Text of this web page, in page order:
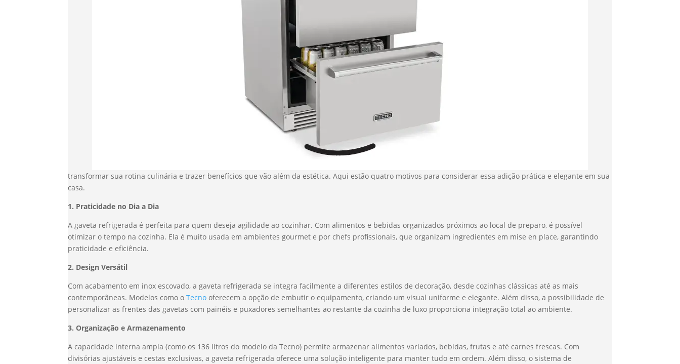
transformar sua rotina culinária e trazer benefícios que vão além da estética. Aqui estão quatro motivos para considerar essa adição prática e elegante em sua
casa.
1. Praticidade no Dia a Dia
A gaveta refrigerada é perfeita para quem deseja agilidade ao cozinhar. Com alimentos e bebidas organizados próximos ao local de preparo, é possível
otimizar o tempo na cozinha. Ela é muito usada em ambientes gourmet e por chefs profissionais, que organizam ingredientes em mise en place, garantindo
praticidade e eficiência.
2. Design Versátil
Com acabamento em inox escovado, a gaveta refrigerada se integra facilmente a diferentes estilos de decoração, desde cozinhas clássicas até as mais
contemporâneas. Modelos como o Tecno oferecem a opção de embutir o equipamento, criando um visual uniforme e elegante. Além disso, a possibilidade de
personalizar as frentes das gavetas com painéis e puxadores semelhantes ao restante da cozinha de luxo proporciona integração total ao ambiente.
3. Organização e Armazenamento
A capacidade interna ampla (como os 136 litros do modelo da Tecno) permite armazenar alimentos variados, bebidas, frutas e até carnes frescas. Com
divisórias ajustáveis e cestas exclusivas, a gaveta refrigerada oferece uma solução inteligente para manter tudo em ordem. Além disso, o sistema de